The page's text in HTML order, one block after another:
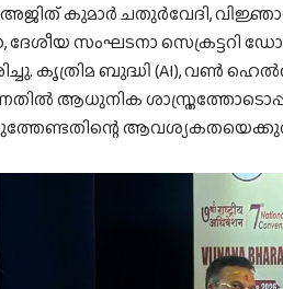
കുമാർ ചതുർവേദി,
ദേശീയ സംഘടനാ സെക്രട്ടറി
കൃത്രിമ ബുദ്ധി (AI), വൺ
ആധുനിക